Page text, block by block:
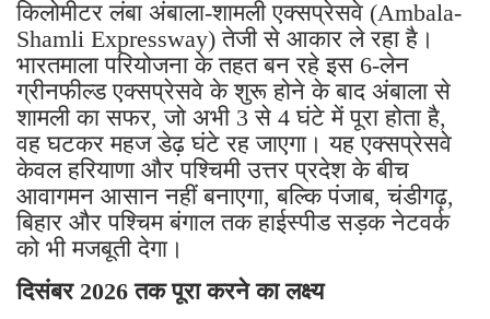
किलोमीटर लंबा अंबाला-शामली एक्सप्रेसवे (Ambala-
Shamli Expressway) तेजी से आकार ले रहा है।
भारतमाला परियोजना के तहत बन रहे इस 6-लेन
ग्रीनफील्ड एक्सप्रेसवे के शुरू होने के बाद अंबाला से
शामली का सफर, जो अभी 3 से 4 घंटे में पूरा होता है,
वह घटकर महज डेढ़ घंटे रह जाएगा। यह एक्सप्रेसवे
केवल हरियाणा और पश्चिमी उत्तर प्रदेश के बीच
आवागमन आसान नहीं बनाएगा, बल्कि पंजाब, चंडीगढ़,
बिहार और पश्चिम बंगाल तक हाईस्पीड सड़क नेटवर्क
को भी मजबूती देगा।
दिसंबर 2026 तक पूरा करने का लक्ष्य